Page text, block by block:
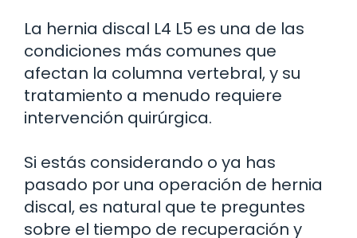
La hernia discal L4 L5 es una de las
condiciones más comunes que
afectan la columna vertebral, y su
tratamiento a menudo requiere
intervención quirúrgica.
Si estás considerando o ya has
pasado por una operación de hernia
discal, es natural que te preguntes
sobre el tiempo de recuperación y